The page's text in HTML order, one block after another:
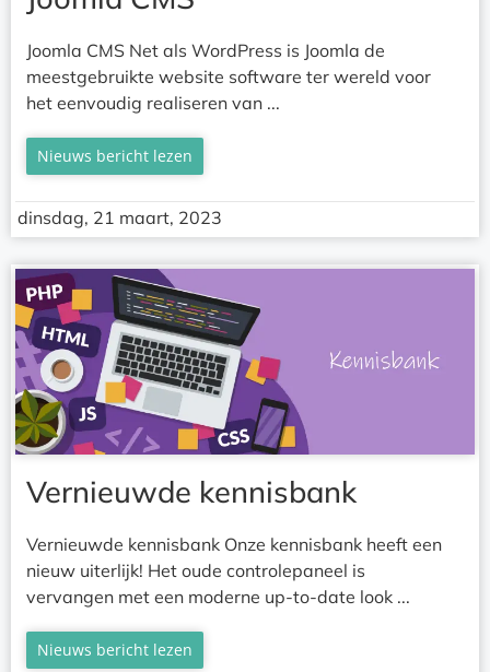
Joomla CMS Net als WordPress is Joomla de
meestgebruikte website software ter wereld voor
het eenvoudig realiseren van ...
Nieuws bericht lezen
dinsdag, 21 maart, 2023
Vernieuwde kennisbank
Vernieuwde kennisbank Onze kennisbank heeft een
nieuw uiterlijk! Het oude controlepaneel is
vervangen met een moderne up-to-date look ...
Nieuws bericht lezen